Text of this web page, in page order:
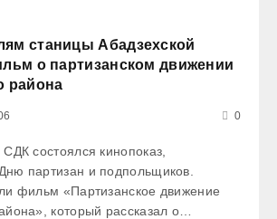
станицы Абадзехской
о партизанском движении
района
0
состоялся кинопоказ,
партизан и подпольщиков.
фильм «Партизанское движение
который рассказал о